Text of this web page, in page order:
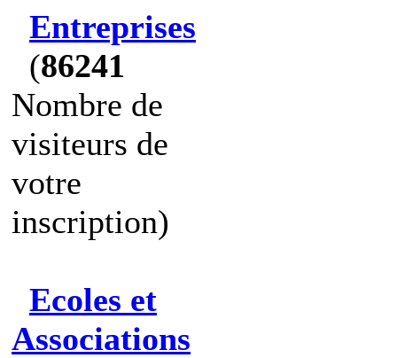
Entreprises
(86241
Nombre de
visiteurs de
votre
inscription)
Ecoles et
Associations